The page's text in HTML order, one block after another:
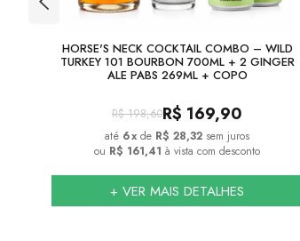
HORSE'S NECK COCKTAIL COMBO – WILD
TURKEY 101 BOURBON 700ML + 2 GINGER
ALE PABS 269ML + COPO
R$ 198,60R$ 169,90
6x de R$ 28,32 sem juros
ou R$ 161,41 à vista com desconto
+ VER MAIS DETALHES